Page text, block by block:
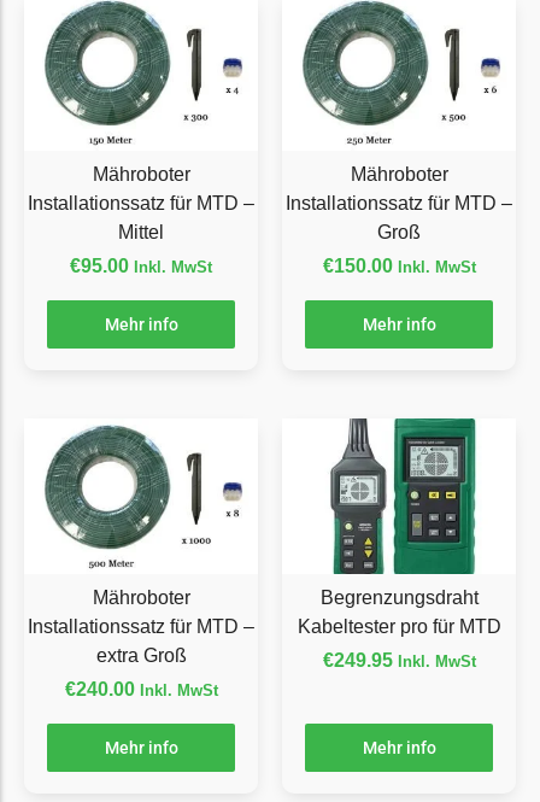
Eufy
Eufy Messer
Ferrex
Ferrex Messer
Begrenzungsdraht
Florabest
Begrenzungsdraht
Begrenzungsdraht
Fuxtec
Fuxtec Messer
Begrenzungsdraht
Garden Feelings
Garden Feelings Messer
Greenworks
Mähroboter
Installationssatz für MTD –
Mittel
€95.00 Inkl. MwSt
Mehr info
Mähroboter
Installationssatz für MTD –
Groß
€150.00 Inkl. MwSt
Mehr info
Mähroboter
Installationssatz für MTD –
extra Groß
€240.00 Inkl. MwSt
Mehr info
Begrenzungsdraht
Kabeltester pro für MTD
€249.95 Inkl. MwSt
Mehr info